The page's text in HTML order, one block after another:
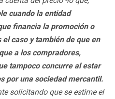
cuando la entidad
financia la promoción o
caso y también de que en
a los compradores,
tampoco concurre al estar
por una sociedad mercantil.
solicitando que se estime el